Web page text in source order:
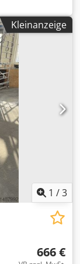
Würth,
Typ 2 SW 7
vorhanden -
H90 mm
Kleinanzeige
1 /3
666 €